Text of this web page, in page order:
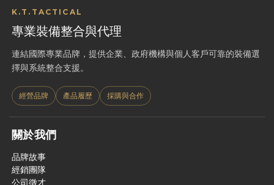
K.T.TACTICAL
專業裝備整合與代理
連結國際專業品牌，提供企業、政府機構與個人客戶可靠的裝備選
擇與系統整合支援。
經營品牌 產品履歷 採購與合作
關於我們
品牌故事
經銷團隊
公司徵才